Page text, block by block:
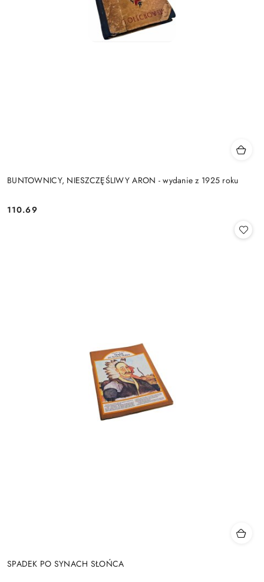
BUNTOWNICY, NIESZCZĘŚLIWY ARON - wydanie z 1925 roku
Cena:
110.69
SPADEK PO SYNACH SŁOŃCA